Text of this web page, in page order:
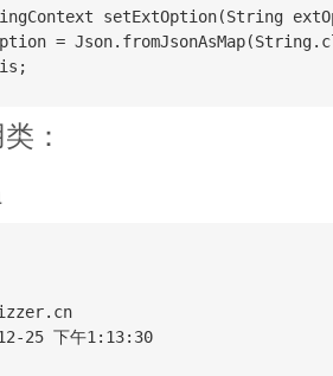
setExtOption(String
=
：
25 下午1:13:30